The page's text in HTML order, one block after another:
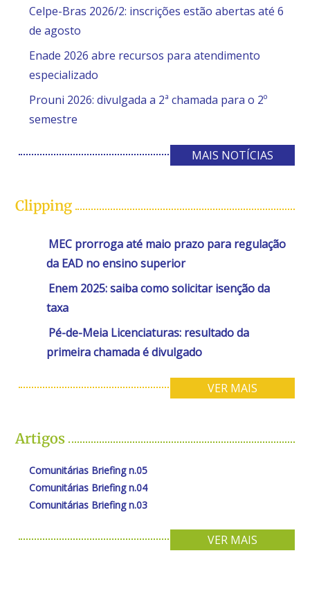
Celpe-Bras 2026/2: inscrições estão abertas até 6
de agosto
Enade 2026 abre recursos para atendimento
especializado
Prouni 2026: divulgada a 2ª chamada para o 2º
semestre
MAIS NOTÍCIAS
Clipping
MEC prorroga até maio prazo para regulação
da EAD no ensino superior
Enem 2025: saiba como solicitar isenção da
taxa
Pé-de-Meia Licenciaturas: resultado da
primeira chamada é divulgado
VER MAIS
Artigos
Comunitárias Briefing n.05
Comunitárias Briefing n.04
Comunitárias Briefing n.03
VER MAIS